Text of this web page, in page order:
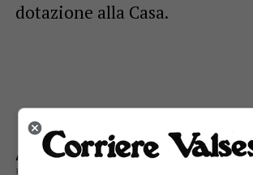
dotazione alla Casa.
ARGOMENTI CORRELATI:
BORGOSESIA